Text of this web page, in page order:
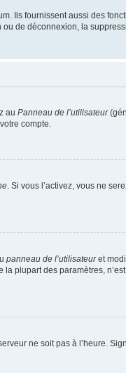
Ils fournissent aussi des
de déconnexion, la
au Panneau de l’utilisateur
compte.
. Si vous l’activez, vous ne
panneau de l’utilisateuret
plupart des paramètres,
ne soit pas à l’heure.